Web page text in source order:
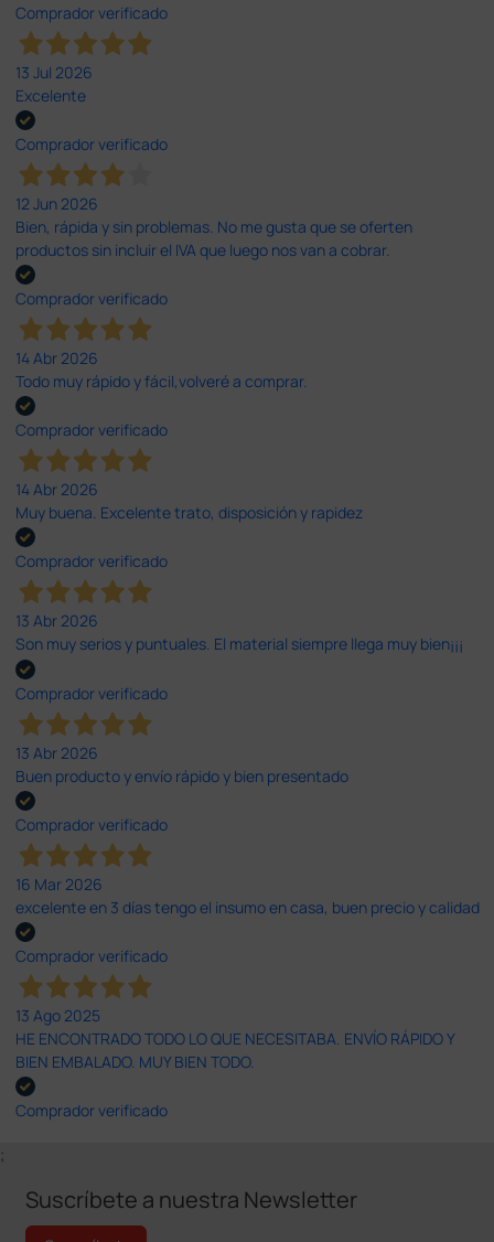
Comprador verificado
13 Jul 2026
Excelente
Comprador verificado
12 Jun 2026
Bien, rápida y sin problemas. No me gusta que se oferten
productos sin incluir el IVA que luego nos van a cobrar.
Comprador verificado
14 Abr 2026
Todo muy rápido y fácil,volveré a comprar.
Comprador verificado
14 Abr 2026
Muy buena. Excelente trato, disposición y rapidez
Comprador verificado
13 Abr 2026
Son muy serios y puntuales. El material siempre llega muy bien¡¡¡
Comprador verificado
13 Abr 2026
Buen producto y envío rápido y bien presentado
Comprador verificado
16 Mar 2026
excelente en 3 días tengo el insumo en casa, buen precio y calidad
Comprador verificado
13 Ago 2025
HE ENCONTRADO TODO LO QUE NECESITABA. ENVÍO RÁPIDO Y
BIEN EMBALADO. MUY BIEN TODO.
Comprador verificado
;
Suscríbete a nuestra Newsletter